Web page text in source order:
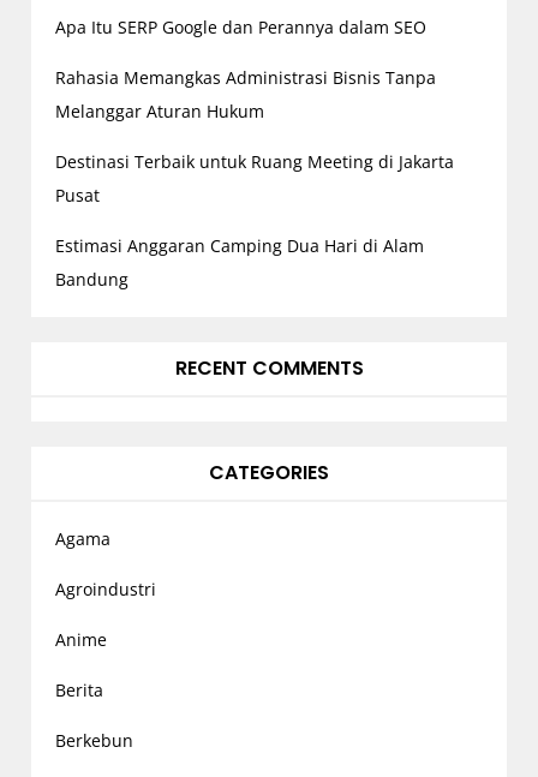
Apa Itu SERP Google dan Perannya dalam SEO
Rahasia Memangkas Administrasi Bisnis Tanpa
Melanggar Aturan Hukum
Destinasi Terbaik untuk Ruang Meeting di Jakarta
Pusat
Estimasi Anggaran Camping Dua Hari di Alam
Bandung
RECENT COMMENTS
CATEGORIES
Agama
Agroindustri
Anime
Berita
Berkebun